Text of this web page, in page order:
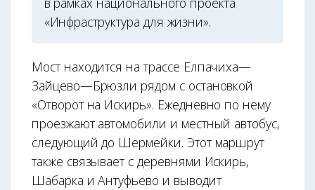
«Инфраструктура для жизни».
Мост находится на трассе Елпачиха—
Зайцево—Брюзли рядом с остановкой
«Отворот на Искирь». Ежедневно по нему
проезжают автомобили и местный автобус,
следующий до Шермейки. Этот маршрут
также связывает с деревнями Искирь,
Шабарка и Антуфьево и выводит